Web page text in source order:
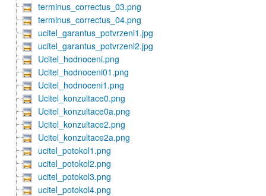
terminus_correctus_03.png
terminus_correctus_04.png
ucitel_garantus_potvrzeni1.jpg
ucitel_garantus_potvrzeni2.jpg
Ucitel_hodnoceni.png
Ucitel_hodnoceni01.png
Ucitel_hodnoceni1.png
Ucitel_konzultace0.png
Ucitel_konzultace0a.png
Ucitel_konzultace2.png
Ucitel_konzultace2a.png
ucitel_potokol1.png
ucitel_potokol2.png
ucitel_potokol3.png
ucitel_potokol4.png